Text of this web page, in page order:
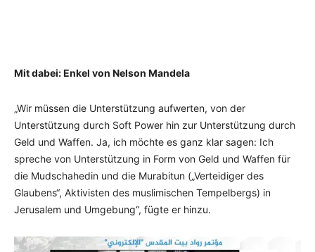
Mit dabei: Enkel von Nelson Mandela
„Wir müssen die Unterstützung aufwerten, von der
Unterstützung durch Soft Power hin zur Unterstützung durch
Geld und Waffen. Ja, ich möchte es ganz klar sagen: Ich
spreche von Unterstützung in Form von Geld und Waffen für
die Mudschahedin und die Murabitun („Verteidiger des
Glaubens“, Aktivisten des muslimischen Tempelbergs) in
Jerusalem und Umgebung“, fügte er hinzu.